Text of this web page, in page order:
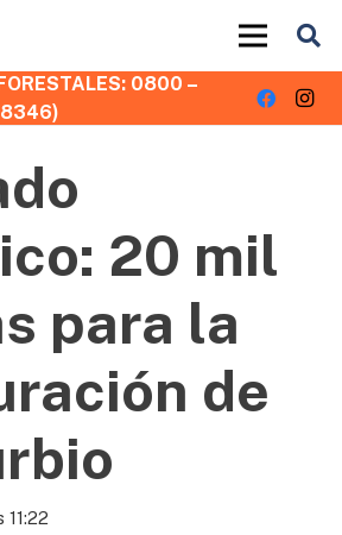
0800 –
20 mil
para la
de
11:22